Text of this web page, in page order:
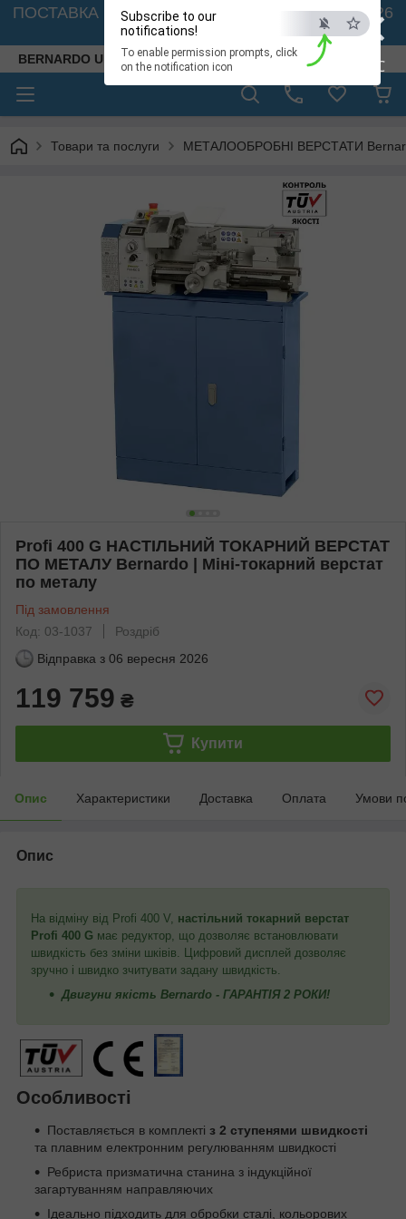
×
ESC
Subscribe to our
notifications!
To enable permission prompts, click
on the notification icon
ПОСТАВКА ВЕРСТАТІВ З АВСТРІЇ - 🚛 26.08. 2026
🚛
BERNARDO UKRAINE
Товари та послуги МЕТАЛООБРОБНІ ВЕРСТАТИ
Profi 400 G НАСТІЛЬНИЙ ТОКАРНИЙ ВЕРСТАТ
ПО МЕТАЛУ Bernardo | Міні-токарний верстат
по металу
Під замовлення
Код: 03-1037
Роздріб
Відправка з 06 вересня 2026
119 759 ₴
Купити
Опис Характеристики Доставка Оплата Умови
Опис
На відміну від Profi 400 V, настільний токарний верстат
Profi 400 G має редуктор, що дозволяє встановлювати
швидкість без зміни шківів. Цифровий дисплей дозволяє
зручно і швидко зчитувати задану швидкість.
Двигуни якість Bernardo - ГАРАНТІЯ 2 РОКИ!
Особливості
Поставляється в комплекті з 2 ступенями швидкості
та плавним електронним регулюванням швидкості
Ребриста призматична станина з індукційної
загартуванням направляючих
Ідеально підходить для обробки сталі, кольорових